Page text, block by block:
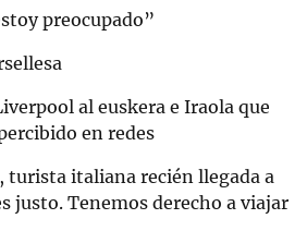
preocupado”
al euskera e Iraola que
en redes
turista italiana recién llegada a
justo. Tenemos derecho a viajar